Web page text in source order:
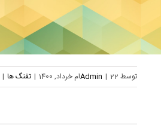
توسط Admin | 22ام خرداد, 1400 | تفنگ ها |